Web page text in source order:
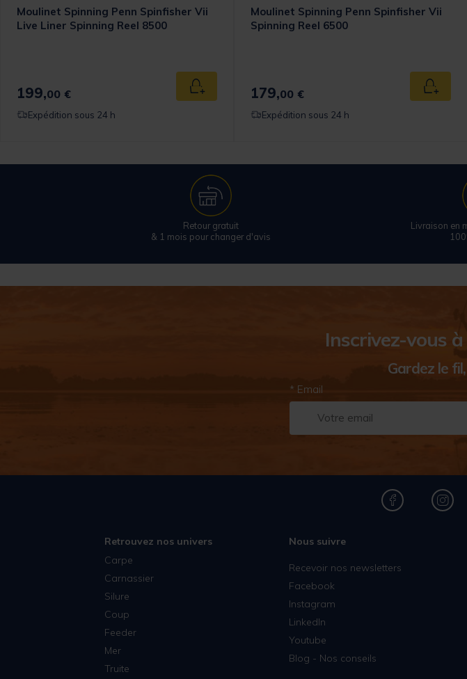
panier
Moulinet Spinning Penn Spinfisher Vii
Live Liner Spinning Reel 8500
199,00 € Ajouter au panier
Expédition sous 24 h
Moulinet Spinning Penn Spinfisher Vii
Spinning Reel 6500
179,00 € Ajouter
Expédition sous 24 h
Retour gratuit
& 1 mois pour changer d'avis
Livraison en
Inscrivez-vous
Gardez le
* Email
Retrouvez nos univers
Carpe
Carnassier
Silure
Coup
Feeder
Mer
Truite
Nous suivre
Recevoir nos newsletters
Facebook
Instagram
LinkedIn
Youtube
Blog - Nos conseils